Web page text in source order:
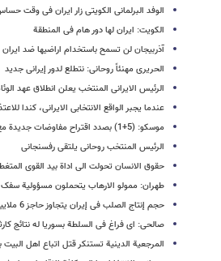
الوفد البرلمانی الکویتی زار ایران فی وقت
الکویت: ایران لها دور هام فی المنطقة
آذربیجان لن تسمح باستخدام اراضیها ضد ایران
الحریری مهنئاً روحانی: نتطلع لدور إیرانی جدید
الرئیس الایرانی المنتخب یعلن انطلاق عهد
عندما یجبر الواقع الانتخابی الایرانی، کندا
موسکو: (5+1) بصدد اقتراح مفاوضات جدیدة مع ایران
الرئیس المنتخب روحانی یلتقی رفسنجانی
حقوق الانسان تحولت الى اداة بید القوى
طهران: ممولو الارهاب یتحملون مسؤولیة سفک
حجم إنتاج الصلب فی إیران یتجاوز حاجز 6 ملایین طن
صالحی: ای فراغ فی السلطة بسوریا له نتائج
المرجعیة الدینیة تستنکر قتل اتباع اهل